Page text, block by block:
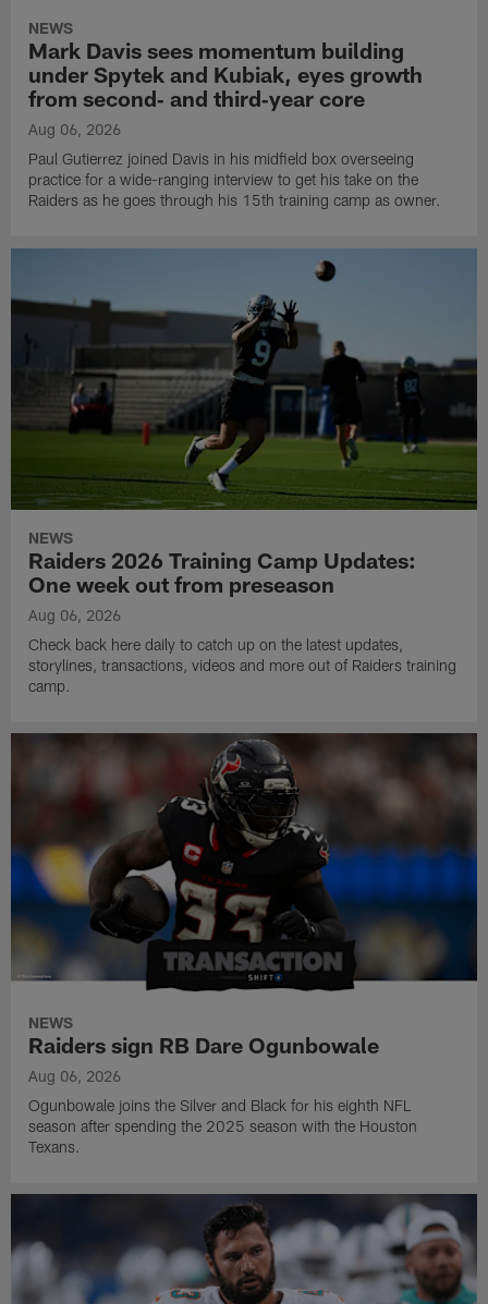
NEWS
Mark Davis sees momentum building
under Spytek and Kubiak, eyes growth
from second‑ and third‑year core
Aug 06, 2026
Paul Gutierrez joined Davis in his midfield box overseeing
practice for a wide-ranging interview to get his take on the
Raiders as he goes through his 15th training camp as owner.
NEWS
Raiders 2026 Training Camp Updates:
One week out from preseason
Aug 06, 2026
Check back here daily to catch up on the latest updates,
storylines, transactions, videos and more out of Raiders training
camp.
NEWS
Raiders sign RB Dare Ogunbowale
Aug 06, 2026
Ogunbowale joins the Silver and Black for his eighth NFL
season after spending the 2025 season with the Houston
Texans.